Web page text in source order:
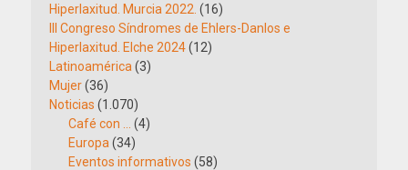
Hiperlaxitud. Murcia 2022. (16)
III Congreso Síndromes de Ehlers-Danlos e
Hiperlaxitud. Elche 2024(12)
Latinoamérica (3)
Mujer(36)
Noticias (1.070)
Café con …
(4)
Europa (34)
Eventos informativos (58)